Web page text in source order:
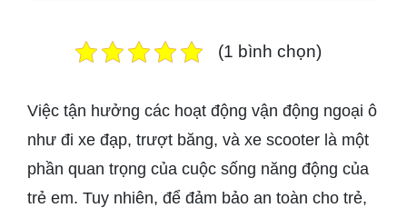
(1 bình chọn)
Việc tận hưởng các hoạt động vận động ngoại ô
như đi xe đạp, trượt băng, và xe scooter là một
phần quan trọng của cuộc sống năng động của
trẻ em. Tuy nhiên, để đảm bảo an toàn cho trẻ,